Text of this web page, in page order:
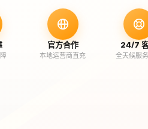
官方合作
本地运营商直充
24/7
全天候服